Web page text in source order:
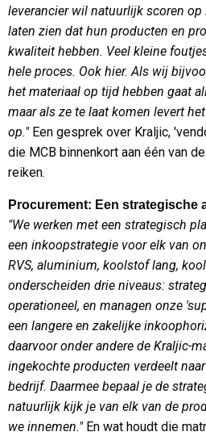
leverancier wil natuurlijk scoren op
laten zien dat hun producten en
kwaliteit hebben. Veel kleine
hele proces. Ook hier. Als wij
het materiaal op tijd hebben gaat
maar als ze te laat komen levert
op."Een gesprek over Kraljic,
die MCB binnenkort aan één van
reiken.
Procurement: Een strategische
"We werken met een strategisch
een inkoopstrategie voor elk van
RVS, aluminium, koolstof lang,
onderscheiden drie niveaus:
operationeel, en managen onze
een langere en zakelijke
daarvoor onder andere de Kraljic-
ingekochte producten verdeelt
bedrijf. Daarmee bepaal je de
natuurlijk kijk je van elk van de
we innemen."En wat houdt die